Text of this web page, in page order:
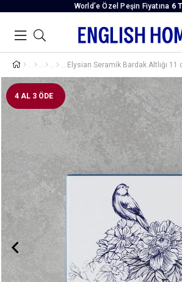
World’e Özel Peşin Fiyatına 6
Elysian Seramik Bardak Altlığı
4 AL 3 ÖDE